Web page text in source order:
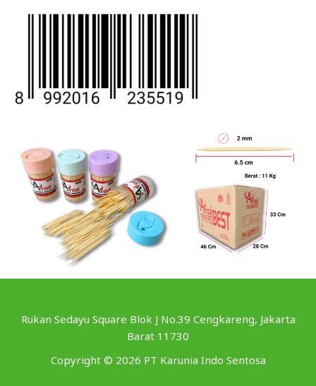
Rukan Sedayu Square Blok J No.39 Cengkareng, Jakarta
Barat 11730
Copyright © 2026 PT Karunia Indo Sentosa